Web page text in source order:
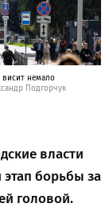
висит немало
Подгорчук
власти
борьбы за
головой.